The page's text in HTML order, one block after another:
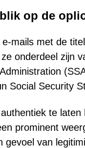
op de
mails met de
onderdeel zijn
Social Security
te
prominent
gevoel van